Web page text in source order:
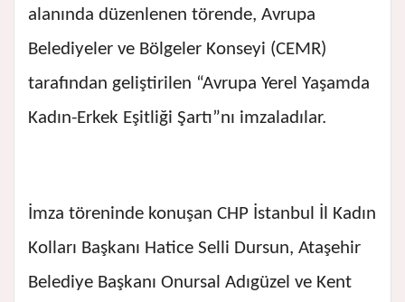
alanında düzenlenen törende, Avrupa
Belediyeler ve Bölgeler Konseyi (CEMR)
tarafından geliştirilen “Avrupa Yerel Yaşamda
Kadın-Erkek Eşitliği Şartı”nı imzaladılar.
İmza töreninde konuşan CHP İstanbul İl Kadın
Kolları Başkanı Hatice Selli Dursun, Ataşehir
Belediye Başkanı Onursal Adıgüzel ve Kent